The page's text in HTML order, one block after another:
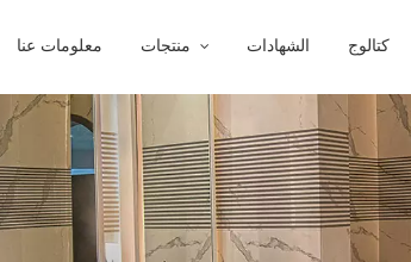
معلومات عنا الشهادات كتالوج